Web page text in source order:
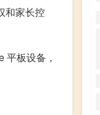
和家长控
板设备，